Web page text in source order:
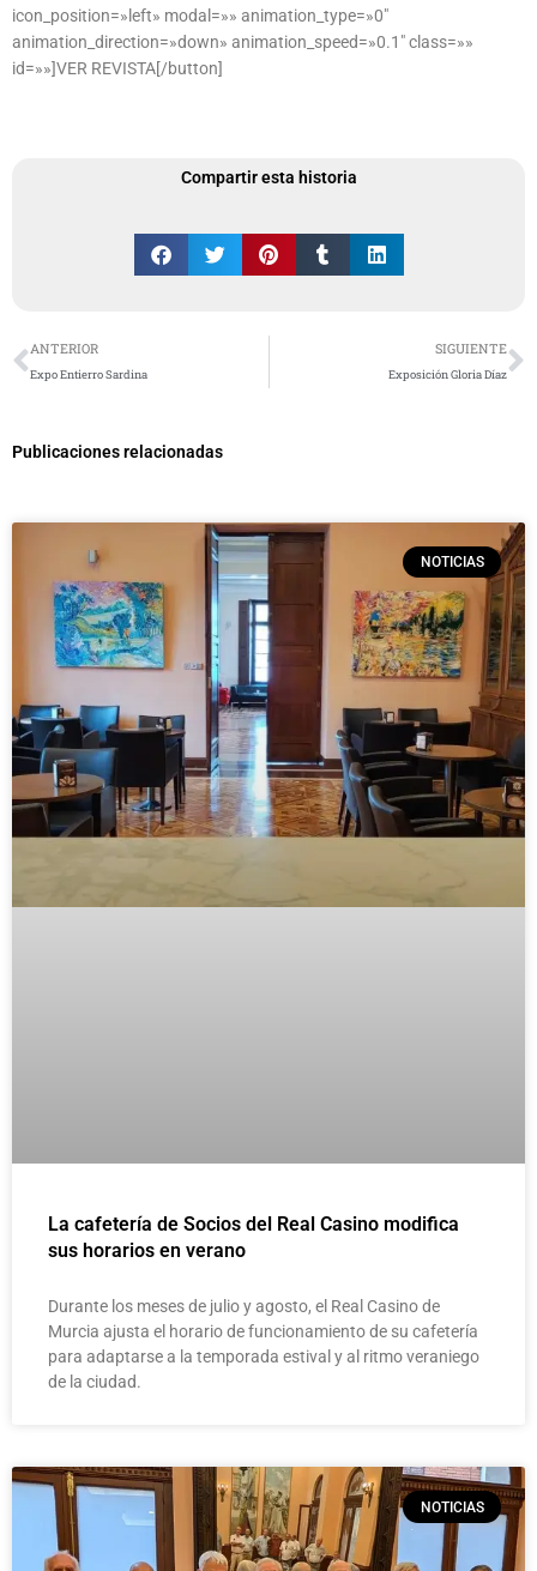
icon_position=»left» modal=»» animation_type=»0″
animation_direction=»down» animation_speed=»0.1″ class=»»
id=»»]VER REVISTA[/button]
Compartir esta historia
Ant
ANTERIOR
Expo Entierro Sardina
SIGUIENTE
Exposición Gloria Díaz
Publicaciones relacionadas
NOTICIAS
La cafetería de Socios del Real Casino modifica
sus horarios en verano
Durante los meses de julio y agosto, el Real Casino de
Murcia ajusta el horario de funcionamiento de su cafetería
para adaptarse a la temporada estival y al ritmo veraniego
de la ciudad.
NOTICIAS